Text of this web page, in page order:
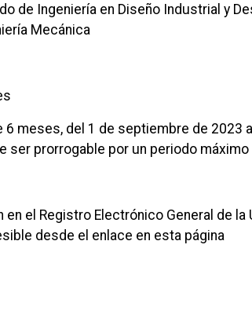
de Ingeniería en Diseño Industrial y
Mecánica
6 meses, del 1 de septiembre de 2023
ser prorrogable por un periodo
el Registro Electrónico General de la
desde el enlace en esta página